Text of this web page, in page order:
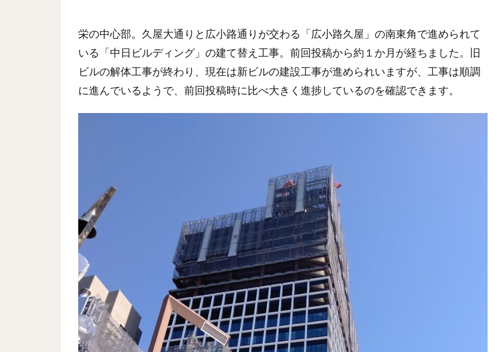
栄の中心部。久屋大通りと広小路通りが交わる「広小路久屋」の南東角で進められて
いる「中日ビルディング」の建て替え工事。前回投稿から約１か月が経ちました。旧
ビルの解体工事が終わり、現在は新ビルの建設工事が進められいますが、工事は順調
に進んでいるようで、前回投稿時に比べ大きく進捗しているのを確認できます。